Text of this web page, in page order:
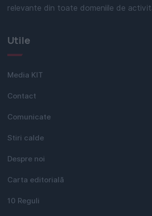
relevante din toate domeniile de
Utile
Media KIT
Contact
Comunicate
Stiri calde
Despre noi
Carta editorială
10 Reguli